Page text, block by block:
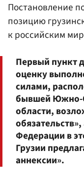
Постановление
позицию
к российским
Первый пункт
оценку
силами,
бывшей Южно-
области,
Федерации в
Грузии
аннексии».